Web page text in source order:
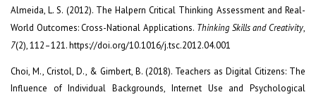
Almeida, L. S. (2012). The Halpern Critical Thinking Assessment and Real-
World Outcomes: Cross-National Applications. Thinking Skills and Creativity,
7(2), 112–121. https://doi.org/10.1016/j.tsc.2012.04.001
Choi, M., Cristol, D., & Gimbert, B. (2018). Teachers as Digital Citizens: The
Influence of Individual Backgrounds, Internet Use and Psychological